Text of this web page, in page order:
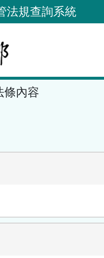
法規查詢系統
條內容